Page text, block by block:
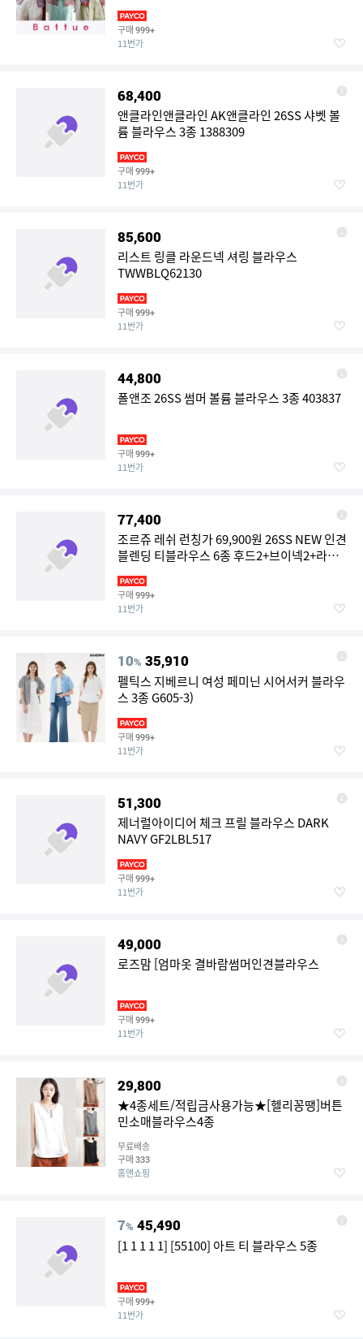
구매 999+
11번가
68,400
앤클라인앤클라인 AK앤클라인 26SS 샤벳 볼
륨 블라우스 3종 1388309
구매 999+
11번가
85,600
리스트 링클 라운드넥 셔링 블라우스
TWWBLQ62130
구매 999+
11번가
44,800
폴앤조 26SS 썸머 볼륨 블라우스 3종 403837
구매 999+
11번가
77,400
조르쥬 레쉬 런칭가 69,900원 26SS NEW 인견
블렌딩 티블라우스 6종 후드2+브이넥2+라운
드2 412085
구매 999+
11번가
10% 35,910
펠틱스 지베르니 여성 페미닌 시어서커 블라우
스 3종 G605-3)
구매 999+
11번가
51,300
제너럴아이디어 체크 프릴 블라우스 DARK
NAVY GF2LBL517
구매 999+
11번가
49,000
로즈맘 [엄마옷 결바람썸머인견블라우스
구매 999+
11번가
29,800
★4종세트/적립금사용가능★[헬리꽁땡]버튼
민소매블라우스4종
무료배송
구매 333
홈앤쇼핑
7% 45,490
[1 1 1 1 1] [55100] 아트 티 블라우스 5종
구매 999+
11번가